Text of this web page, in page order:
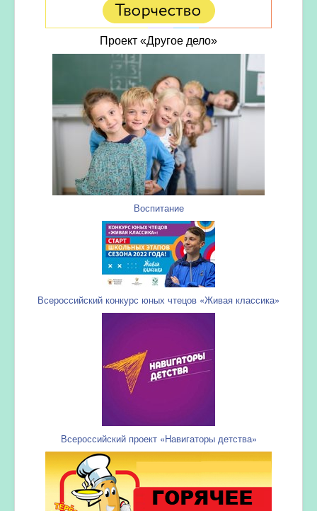
Проект «Другое дело»
Воспитание
Всероссийский конкурс юных чтецов «Живая классика»
Всероссийский проект «Навигаторы детства»